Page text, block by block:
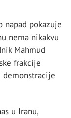
napad pokazuje
nema nikakvu
Mahmud
frakcije
demonstracije
u Iranu,